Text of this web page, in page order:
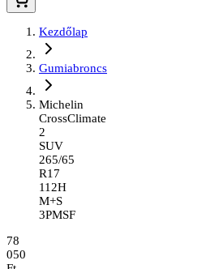
Kezdőlap
Gumiabroncs
Michelin
CrossClimate
2
SUV
265/65
R17
112H
M+S
3PMSF
78
050